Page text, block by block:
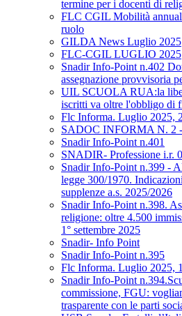
termine per i docenti di
FLC CGIL Mobilità
ruolo
GILDA News Luglio 2025
FLC-CGIL LUGLIO 2025
Snadir Info-Point n.402
assegnazione provvisoria
UIL SCUOLA RUA:la
iscritti va oltre l'obbligo di
Flc Informa. Luglio 2025, 2
SADOC INFORMA N. 2
Snadir Info-Point n.401
SNADIR- Professione i.r.
Snadir Info-Point n.399 -
legge 300/1970.
supplenze a.s. 2025/2026
Snadir Info-Point n.398.
religione: oltre 4.500
1° settembre 2025
Snadir- Info Point
Snadir Info-Point n.395
Flc Informa. Luglio 2025, 1
Snadir Info-Point
commissione, FGU:
trasparente con le parti